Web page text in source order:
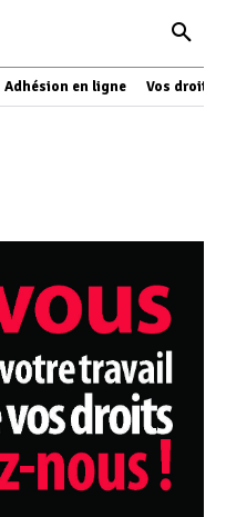
Adhésion en ligne Vos droits